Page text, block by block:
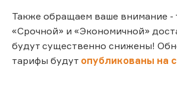
Также обращаем ваше внимание -
«Срочной» и «Экономичной»
будут существенно снижены!
тарифы будут опубликованы на